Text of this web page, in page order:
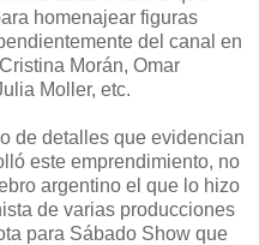
homenajear figuras
del canal en
Morán, Omar
Moller, etc.
de detalles que evidencian
este emprendimiento, no
argentino el que lo hizo
de varias producciones
para Sábado Show que